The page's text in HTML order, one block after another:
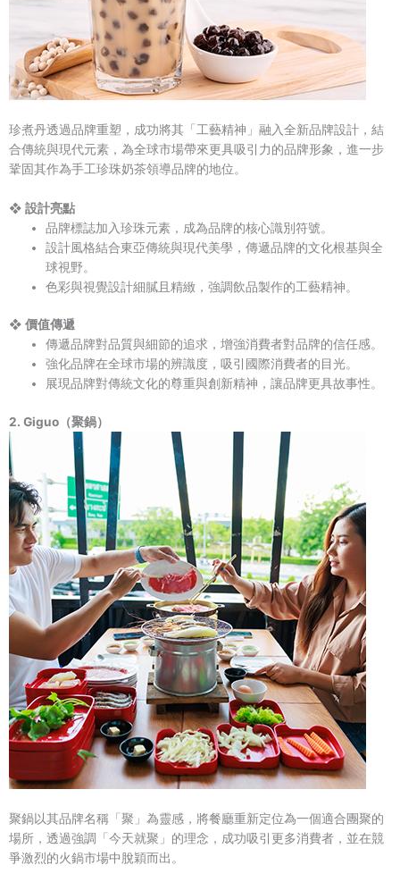
珍煮丹透過品牌重塑，成功將其「工藝精神」融入全新品牌設計，結
合傳統與現代元素，為全球市場帶來更具吸引力的品牌形象，進一步
鞏固其作為手工珍珠奶茶領導品牌的地位。
❖ 設計亮點
品牌標誌加入珍珠元素，成為品牌的核心識別符號。
設計風格結合東亞傳統與現代美學，傳遞品牌的文化根基與全
球視野。
色彩與視覺設計細膩且精緻，強調飲品製作的工藝精神。
❖ 價值傳遞
傳遞品牌對品質與細節的追求，增強消費者對品牌的信任感。
強化品牌在全球市場的辨識度，吸引國際消費者的目光。
展現品牌對傳統文化的尊重與創新精神，讓品牌更具故事性。
2. Giguo（聚鍋）
聚鍋以其品牌名稱「聚」為靈感，將餐廳重新定位為一個適合團聚的
場所，透過強調「今天就聚」的理念，成功吸引更多消費者，並在競
爭激烈的火鍋市場中脫穎而出。